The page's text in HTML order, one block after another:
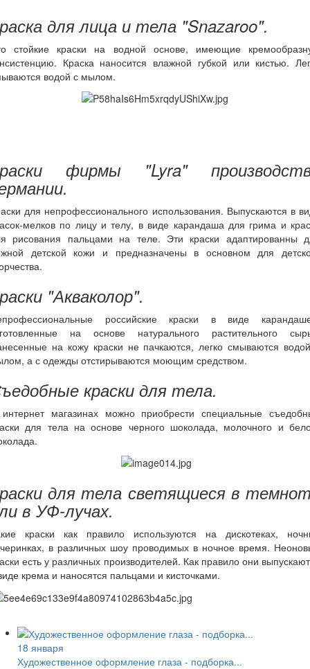
для лица и тела "Snazaroo".
стойкие краски на водной основе, имеющие
Краска наносится влажной губкой или кистью.
водой с мылом.
фирмы "Lyra"
для непрофессионального использования. Выпускаются в
мелков по лицу и телу, в виде карандаша для грима и
рисования пальцами на теле. Эти краски адаптированны
детской кожи и предназначены в основном для
"Акваколор".
российские краски в виде
на основе натурального растительного
на кожу краски не пачкаются, легко смываются
а с одежды отстирываются моющим средством.
краски для тела.
магазинах можно приобрести специальные
для тела на основе черного шоколада, молочного и
для тела светящиеся в
в УФ-лучах.
краски как правило используются на дискотеках,
в различных шоу проводимых в ночное время.
есть у различных производителей. Как правило они
крема и наносятся пальцами и кисточками.
18 января
Художественное оформление глаза - подборка...